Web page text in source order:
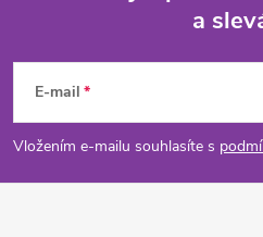
v
n
p
a
a
E-mail
Vložením e-mailu souhlasíte s